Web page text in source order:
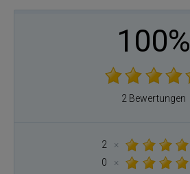
100%
2 Bewertungen
2
×
0
×